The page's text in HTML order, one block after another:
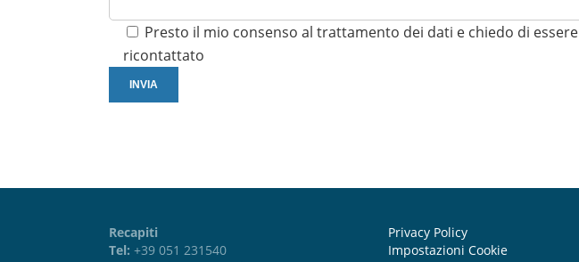
Presto il mio consenso al trattamento dei dati e chiedo di essere
ricontattato
Recapiti
Tel: +39 051 231540
Privacy Policy
Impostazioni Cookie